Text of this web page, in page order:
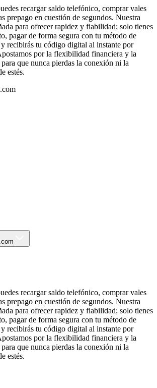
recargar saldo telefónico, comprar vales
prepago en cuestión de segundos. Nuestra
para ofrecer rapidez y fiabilidad; solo tienes
pagar de forma segura con tu método de
recibirás tu código digital al instante por
por la flexibilidad financiera y la
que nunca pierdas la conexión ni la
estés.
recargar saldo telefónico, comprar vales
prepago en cuestión de segundos. Nuestra
para ofrecer rapidez y fiabilidad; solo tienes
pagar de forma segura con tu método de
recibirás tu código digital al instante por
por la flexibilidad financiera y la
que nunca pierdas la conexión ni la
estés.